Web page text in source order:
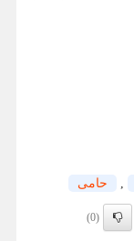
, حامی
(0)